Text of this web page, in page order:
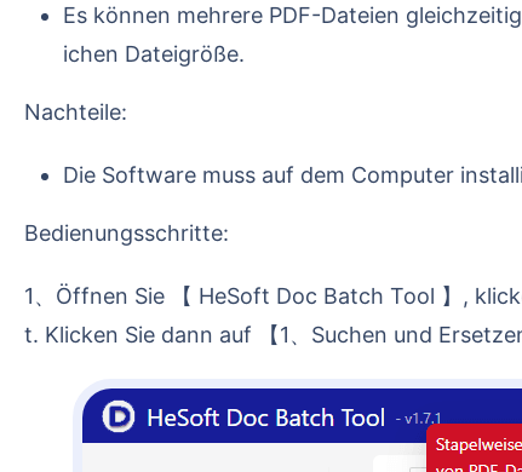
Es können mehrere PDF-Dateien
ichen Dateigröße.
Nachteile:
Die Software muss auf dem Computer
Bedienungsschritte:
1、Öffnen Sie 【 HeSoft Doc Batch Tool 】, klicken Sie in der linken Seitenleiste auf 【PDF-Werkzeuge】, die Softwareoberfläche wird wie folgt angezeig
t. Klicken Sie dann auf 【1、Suchen und